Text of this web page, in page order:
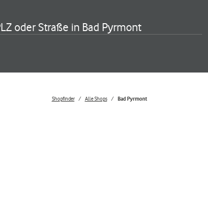
oder Straße in Bad Pyrmont
Shopfinder Alle Shops Bad Pyrmont